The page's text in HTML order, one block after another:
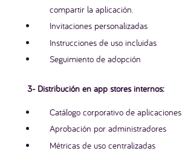
compartir la aplicación.
Invitaciones personalizadas
Instrucciones de uso incluidas
Seguimiento de adopción
3- Distribución en app stores internos:
Catálogo corporativo de aplicaciones
Aprobación por administradores
Métricas de uso centralizadas